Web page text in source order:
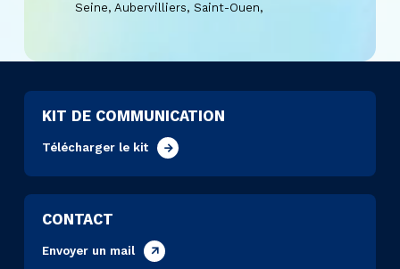
Seine, Aubervilliers, Saint-Ouen,
KIT DE COMMUNICATION
Télécharger le kit
CONTACT
Envoyer un mail